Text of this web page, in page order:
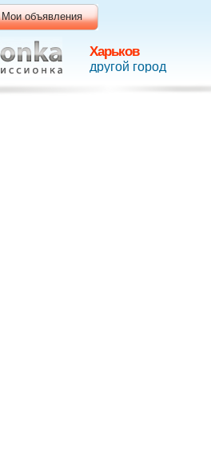
Харьков
другой город
Мои объявления